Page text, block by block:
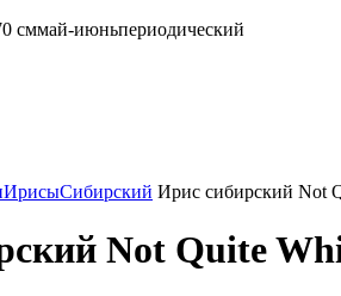
сммай-июньпериодический
ИрисыСибирский Ирис сибирский Not
Not Quite